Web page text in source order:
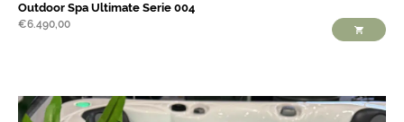
Outdoor Spa Ultimate Serie 004
€6.490,00